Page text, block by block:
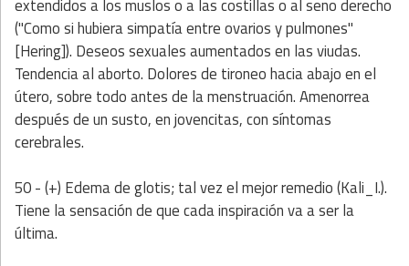
extendidos a los muslos o a las costillas o al seno derecho
("Como si hubiera simpatía entre ovarios y pulmones"
[Hering]). Deseos sexuales aumentados en las viudas.
Tendencia al aborto. Dolores de tironeo hacia abajo en el
útero, sobre todo antes de la menstruación. Amenorrea
después de un susto, en jovencitas, con síntomas
cerebrales.
50 - (+) Edema de glotis; tal vez el mejor remedio (Kali_I.).
Tiene la sensación de que cada inspiración va a ser la
última.